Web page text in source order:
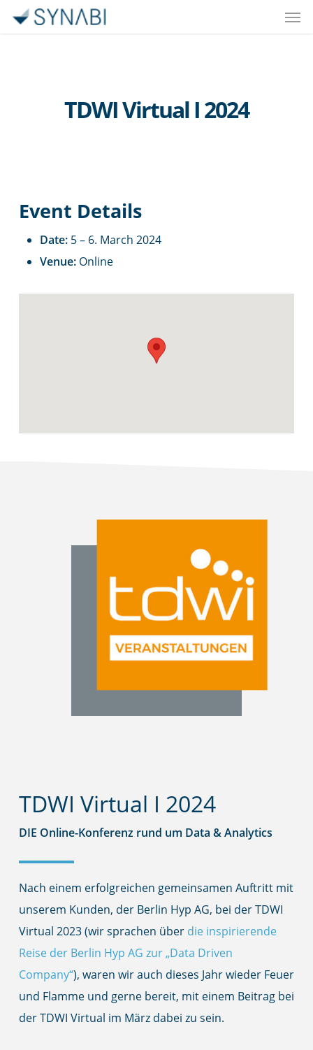
TDWI Virtual I 2024
Event Details
Date: 5– 6. March 2024
Venue: Online
TDWI Virtual I 2024
DIE Online-Konferenz rund um Data & Analytics
Nach einem erfolgreichen gemeinsamen Auftritt mit
unserem Kunden, der Berlin Hyp AG, bei der TDWI
Virtual 2023 (wir sprachen über die inspirierende
Reise der Berlin Hyp AG zur „Data Driven
Company“), waren wir auch dieses Jahr wieder Feuer
und Flamme und gerne bereit, mit einem Beitrag bei
der TDWI Virtual im März dabei zu sein.